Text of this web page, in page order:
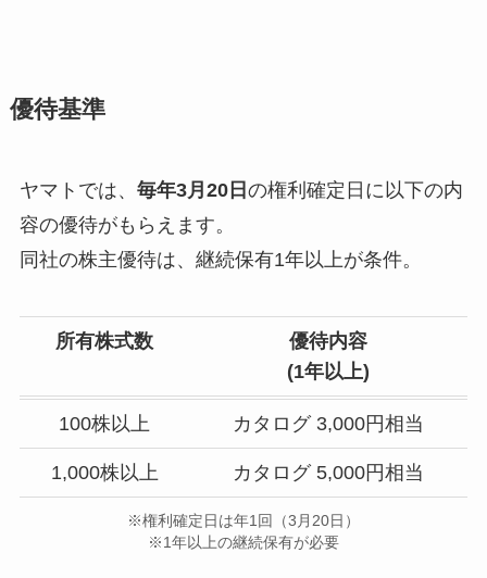
優待基準
ヤマトでは、 毎年3月20日 の権利確定日に以下の内
容の優待がもらえます。
同社の株主優待は、継続保有1年以上が条件。
所有株式数
優待内容
(1年以上)
100株以上 カタログ 3,000円相当
1,000株以上 カタログ 5,000円相当
※権利確定日は年1回（3月20日）
※1年以上の継続保有が必要